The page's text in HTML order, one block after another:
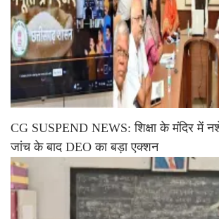
CG SUSPEND NEWS: शिक्षा के मंदिर में
जांच के बाद DEO का बड़ा एक्शन